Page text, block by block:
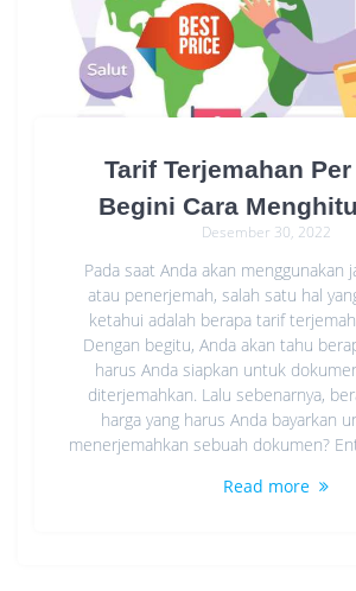
Tarif Terjemahan
Begini Cara
Desember 30, 2022
Pada saat Anda akan menggunakan
atau penerjemah, salah satu hal
ketahui adalah berapa tarif
Dengan begitu, Anda akan tahu
harus Anda siapkan untuk
diterjemahkan. Lalu sebenarnya,
harga yang harus Anda bayarkan
menerjemahkan sebuah dokumen?
Read more